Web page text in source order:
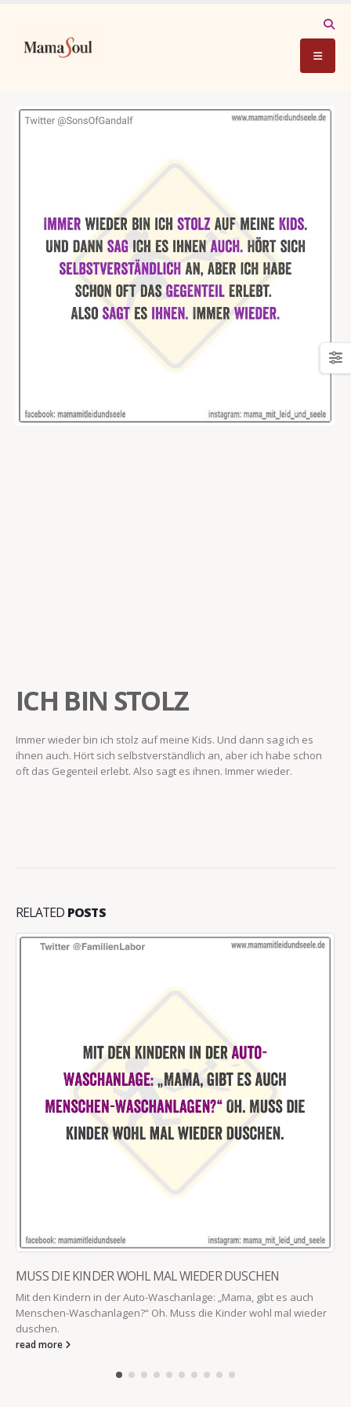
ICH BIN STOLZ
Immer wieder bin ich stolz auf meine Kids. Und dann sag ich es
ihnen auch. Hört sich selbstverständlich an, aber ich habe schon
oft das Gegenteil erlebt. Also sagt es ihnen. Immer wieder.
RELATED POSTS
MUSS DIE KINDER WOHL MAL WIEDER DUSCHEN
Mit den Kindern in der Auto-Waschanlage: „Mama, gibt es auch
Menschen-Waschanlagen?“ Oh. Muss die Kinder wohl mal wieder
duschen.
read more